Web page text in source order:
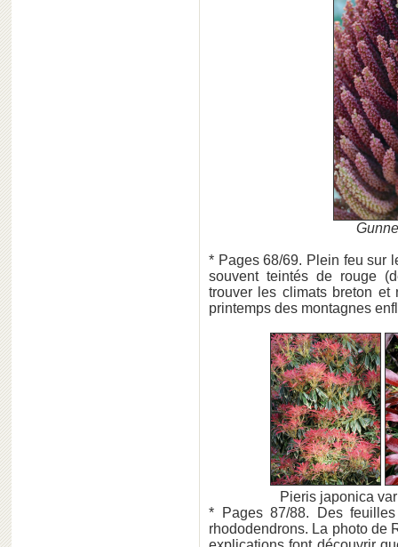
* Pages 68/69. Plein feu sur
souvent teintés de rouge
trouver les climats breton
printemps des montagnes
Pieris
* Pages 87/88. Des
rhododendrons. La photo de